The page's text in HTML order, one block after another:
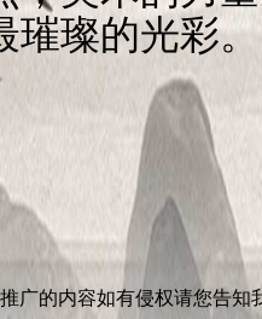
璀璨的光彩。
广的内容如有侵权请您告